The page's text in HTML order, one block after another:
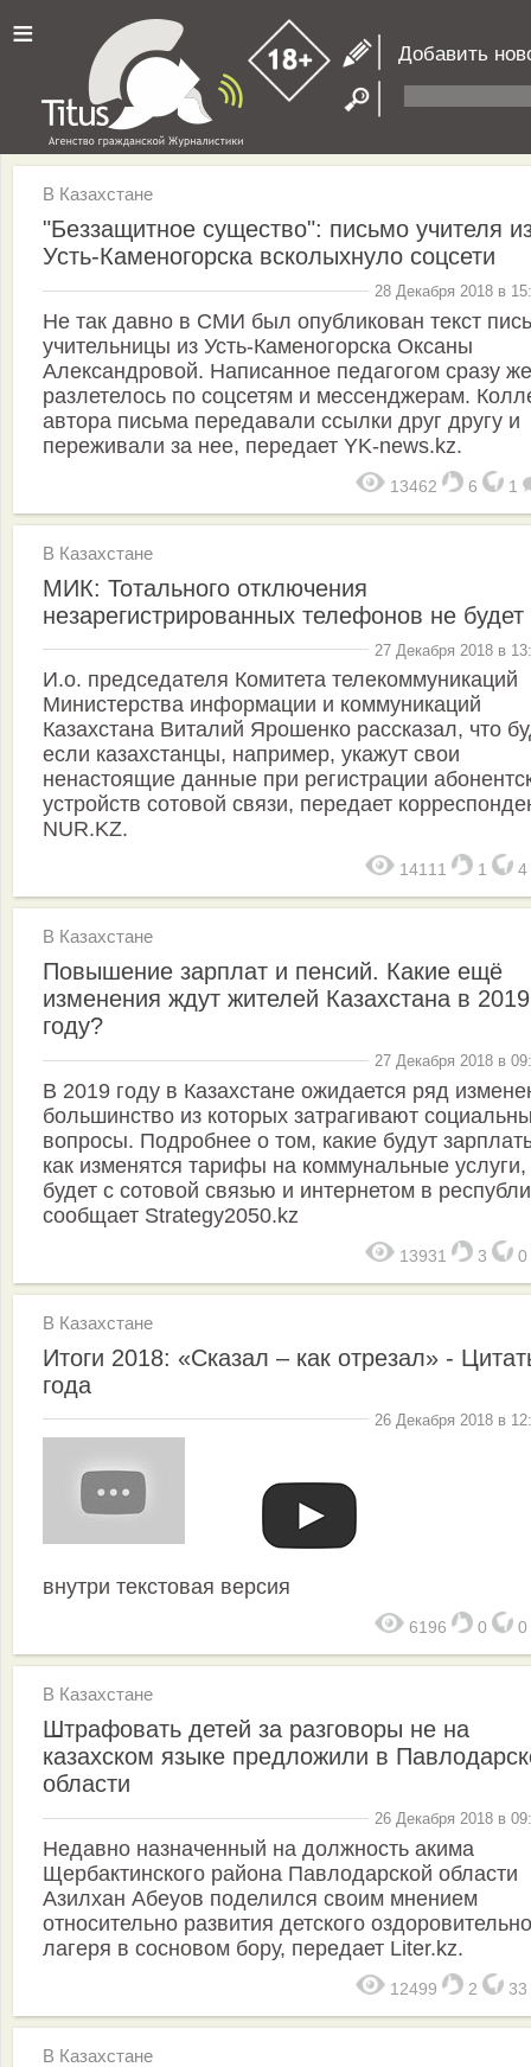
≡ Добавить
В Казахстане
"Беззащитное существо": письмо учителя
Усть-Каменогорска всколыхнуло соцсети
28 Декабря 2018 в
Не так давно в СМИ был опубликован текст
учительницы из Усть-Каменогорска Оксаны
Александровой. Написанное педагогом сразу же
разлетелось по соцсетям и мессенджерам.
автора письма передавали ссылки друг другу и
переживали за нее, передает YK-news.kz.
13462 6 1
В Казахстане
МИК: Тотального отключения
незарегистрированных телефонов не будет
27 Декабря 2018 в
И.о. председателя Комитета телекоммуникаций
Министерства информации и коммуникаций
Казахстана Виталий Ярошенко рассказал, что
если казахстанцы, например, укажут свои
ненастоящие данные при регистрации
устройств сотовой связи, передает
NUR.KZ.
14111 1 4
В Казахстане
Повышение зарплат и пенсий. Какие ещё
изменения ждут жителей Казахстана в 2019
году?
27 Декабря 2018 в
В 2019 году в Казахстане ожидается ряд
большинство из которых затрагивают
вопросы. Подробнее о том, какие будут
как изменятся тарифы на коммунальные услуги,
будет с сотовой связью и интернетом в
сообщает Strategy2050.kz
13931 3 0
В Казахстане
Итоги 2018: «Сказал – как отрезал» -
года
26 Декабря 2018 в
внутри текстовая версия
6196 0 0
В Казахстане
Штрафовать детей за разговоры не на
казахском языке предложили в
области
26 Декабря 2018 в
Недавно назначенный на должность акима
Щербактинского района Павлодарской области
Азилхан Абеуов поделился своим мнением
относительно развития детского
лагеря в сосновом бору, передает Liter.kz.
12499 2 33
В Казахстане